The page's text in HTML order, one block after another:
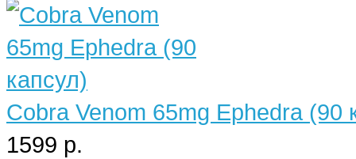
Cobra Venom 65mg Ephedra (90
1599 р.